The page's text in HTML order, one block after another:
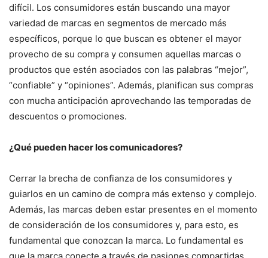
difícil. Los consumidores están buscando una mayor
variedad de marcas en segmentos de mercado más
específicos, porque lo que buscan es obtener el mayor
provecho de su compra y consumen aquellas marcas o
productos que estén asociados con las palabras “mejor”,
“confiable” y “opiniones”. Además, planifican sus compras
con mucha anticipación aprovechando las temporadas de
descuentos o promociones.
¿Qué pueden hacer los comunicadores?
Cerrar la brecha de confianza de los consumidores y
guiarlos en un camino de compra más extenso y complejo.
Además, las marcas deben estar presentes en el momento
de consideración de los consumidores y, para esto, es
fundamental que conozcan la marca. Lo fundamental es
que la marca conecte a través de pasiones compartidas